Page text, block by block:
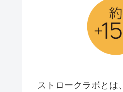
ストロークラボとは、